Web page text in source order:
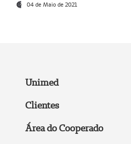
04 de Maio de 2021
Unimed
Clientes
Área do Cooperado